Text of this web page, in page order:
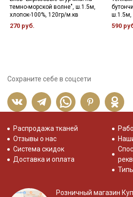
темно-морской волне", ш.1.5м,
хлопок-100%, 120гр/м.кв
270 руб.
ш.1.5м,
590
Сохраните себе в соцсети
Распродажа тканей
Отзывы о нас
Система скидок
Доставка и оплата
Розничный магазин